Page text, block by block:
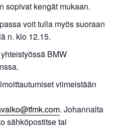
sopivat kengät mukaan.
voit tulla myös suoraan
n. klo 12.15.
BMW
viimeistään
. Johannalta
sähköpostitse tai